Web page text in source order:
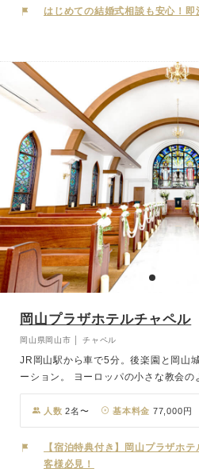
ィングもお勧め。 記念日に帰ってこら
はじめての結婚式相談も安心！
岡山プラザホテルチャペル
岡山県岡山市 │ チャペル
JR岡山駅から車で5分。後楽園と岡山
ーション。 ヨーロッパの小さな教会
光に満ちた神聖なチャペルは独立型と
リーでつながっているので、ご年配の
いただけます。ステンドグラスのきら
うな感動のワンシーンを演出します。
ン「Bella Vista」は一面の窓から自然
人数 2名〜 基本料金 77,000円
【宿泊特典付き】岡山プラザホ
客様必見！